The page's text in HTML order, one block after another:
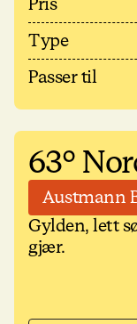
Type
Passer til
63°
Austmann
Gylden, lett
gjær.